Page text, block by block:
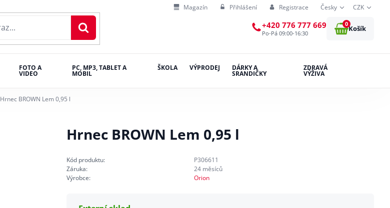
Magazín Přihlášení Registrace Česky CZK
+420 776 777 669
Po-Pá 09:00-16:30
0
Košík
FOTO A
VIDEO
PC, MP3, TABLET A
MOBIL
ŠKOLA VÝPRODEJ DÁRKY A
SRANDIČKY
ZDRAVÁ
VÝŽIVA
Hrnec BROWN Lem 0,95 l
Hrnec BROWN Lem 0,95 l
Kód produktu:
P306611
Záruka:
24 měsíců
Výrobce:
Orion